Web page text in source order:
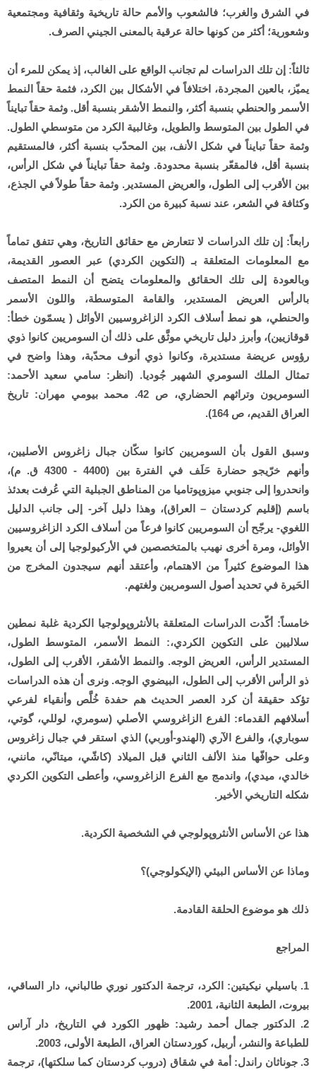
في الشرق والغرب؛ فالشعوب والأمم حالة تاريخية وثقافية ومجتمعية
وشعورية؛ أكثر من كونها حالة عرقية بالمعنى الجيني الصرف.
ثالثاً: إن تلك الدراسات لم تجانب الواقع على الغالب، إذ يمكن للمرء أن
يميّز، بالعين المجردة، اختلافاً في الأشكال بين الكرد، فثمة حقاً النمط
الأسمر والحنطي بنسبة أكثر، والنمط الأشقر بنسبة أقل. وثمة حقاً تبايناً
في الطول بين المتوسط والطويل، وغالبية الكرد من متوسطي الطول.
وثمة حقاً تبايناً في شكل الأنف، بين المحدّب بنسبة أكثر، فالمستقيم
بنسبة أقل، فالمقعّر بنسبة محدودة. وثمة حقاً تبايناً في شكل الرأس،
بين الأقرب إلى الطول، والعريض المستدير. وثمة حقاً طولاً في الجذع،
وكثافة في الشعر، عند نسبة كبيرة من الكرد.
رابعاً: إن تلك الدراسات لا تتعارض مع حقائق التاريخ، وهي تتفق تماماً
مع المعلومات المتعلقة بـ (التكوين الكردي) عبر العصور القديمة،
وبالعودة إلى تلك الحقائق والمعلومات يتضح أن النمط المتصف
بالرأس العريض المستدير، والقامة المتوسطة، واللون الأسمر
والحنطي، هو نمط أسلاف الكرد الزاغروسيين الأوائل ( يسمّون خطأ:
قوقازيين)، وأبرز دليل تاريخي موثَّق على ذلك أن السومريين كانوا ذوي
رؤوس عريضة مستديرة، وكانوا ذوي أنوف محدّبة، وهذا واضح في
تمثال الملك السومري الشهير جُوديا. (انظر: سامي سعيد الأحمد:
السومريون وتراثهم الحضاري، ص 42. محمد بيومي مهران: تاريخ
العراق القديم، ص 164).
وسبق القول بأن السومريين كانوا سكّان جبال زاغروس الأصليين،
وأنهم خرّيجو حضارة حَلَف في الفترة بين (4400 - 4300 ق. م)،
وانحدروا إلى جنوبي ميزوپوتاميا من المناطق الجبلية التي عُرفت بعدئذ
باسم (إقليم كردستان – العراق)، وهذا دليل آخر- إلى جانب الدليل
اللغوي- يرجّح أن السومريين كانوا فرعاً من أسلاف الكرد الزاغروسيين
الأوائل، ومرة أخرى نهيب بالمتخصصين في الأركيولوجيا إلى أن يعيروا
هذا الموضوع كثيراً من الاهتمام، وأعتقد أنهم سيجدون المخرج من
الحَيرة في تحديد أصول السومريين ولغتهم.
خامساً: أكّدت الدراسات المتعلقة بالأنثروپولوجيا الكردية غلبة نمطين
سلاليين على التكوين الكردي،: النمط الأسمر، المتوسط الطول،
المستدير الرأس، العريض الوجه. والنمط الأشقر، الأقرب إلى الطول،
ذو الرأس الأقرب إلى الطول، البيضوي الوجه. ونرى أن هذه الدراسات
تؤكد حقيقة أن كرد العصر الحديث هم حفدة خُلَّص وأنقياء لفرعي
أسلافهم القدماء: الفرع الزاغروسي الأصلي (سومري، لوللي، گوتي،
سوباري)، والفرع الآري (الهندو-أوربي) الذي استقر في جبال زاغروس
وعلى حوافّها منذ الألف الثاني قبل الميلاد (كاشّي، ميتانّي، مانني،
خالدي، ميدي)، واندمج مع الفرع الزاغروسي، وأعطى التكوين الكردي
شكله التاريخي الأخير.
هذا عن الأساس الأنثروپولوجي في الشخصية الكردية.
وماذا عن الأساس البيئي (الإيكولوجي)؟
ذلك هو موضوع الحلقة القادمة.
المراجع
1. باسيلي نيكيتين: الكرد، ترجمة الدكتور نوري طالباني، دار الساقي،
بيروت، الطبعة الثانية، 2001.
2. الدكتور جمال أحمد رشيد: ظهور الكورد في التاريخ، دار آراس
للطباعة والنشر، أربيل، كوردستان العراق، الطبعة الأولى، 2003.
3. جوناثان راندل: أمة في شقاق (دروب كردستان كما سلكتها)، ترجمة